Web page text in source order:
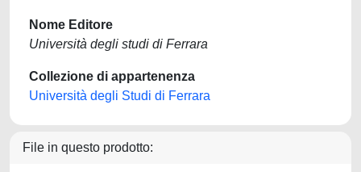
Nome Editore
Università degli studi di Ferrara
Collezione di appartenenza
Università degli Studi di Ferrara
File in questo prodotto: